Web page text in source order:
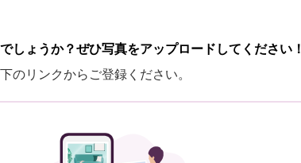
しょうか？ぜひ写真をアップロードしてください！
のリンクからご登録ください。